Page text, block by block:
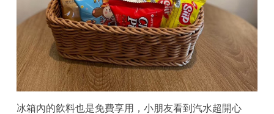
冰箱內的飲料也是免費享用，小朋友看到汽水超開心